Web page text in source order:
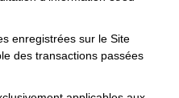
enregistrées sur le Site
des transactions passées